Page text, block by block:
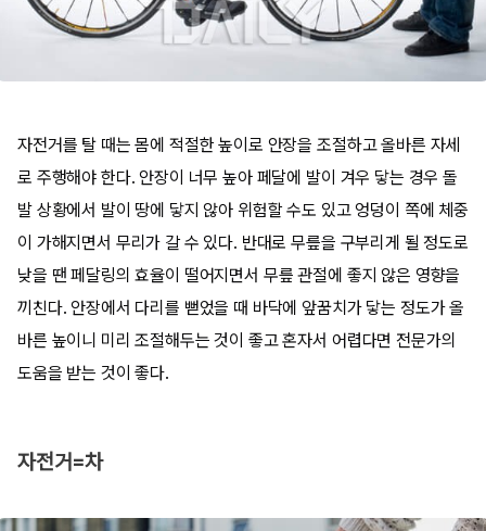
자전거를 탈 때는 몸에 적절한 높이로 안장을 조절하고 올바른 자세
로 주행해야 한다. 안장이 너무 높아 페달에 발이 겨우 닿는 경우 돌
발 상황에서 발이 땅에 닿지 않아 위험할 수도 있고 엉덩이 쪽에 체중
이 가해지면서 무리가 갈 수 있다. 반대로 무릎을 구부리게 될 정도로
낮을 땐 페달링의 효율이 떨어지면서 무릎 관절에 좋지 않은 영향을
끼친다. 안장에서 다리를 뻗었을 때 바닥에 앞꿈치가 닿는 정도가 올
바른 높이니 미리 조절해두는 것이 좋고 혼자서 어렵다면 전문가의
도움을 받는 것이 좋다.
자전거=차